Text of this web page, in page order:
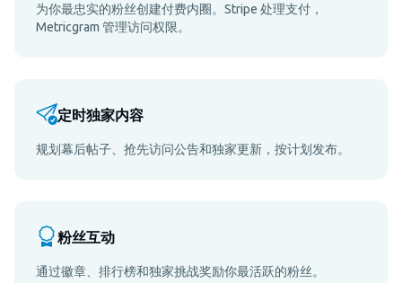
为你最忠实的粉丝创建付费内圈。Stripe 处理支付，
Metricgram 管理访问权限。
定时独家内容
规划幕后帖子、抢先访问公告和独家更新，按计划发布。
粉丝互动
通过徽章、排行榜和独家挑战奖励你最活跃的粉丝。